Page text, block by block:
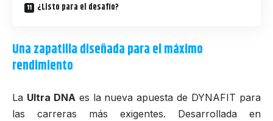
¿Listo para el desafío?
Una zapatilla diseñada para el máximo
rendimiento
La Ultra DNAes la nueva apuesta de DYNAFIT para
las carreras más exigentes. Desarrollada en